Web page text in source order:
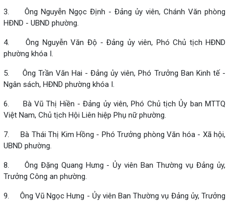
3. Ông Nguyễn Ngọc Định - Đảng ủy viên, Chánh Văn phòng
HĐND - UBND phường.
4. Ông Nguyễn Văn Độ - Đảng ủy viên, Phó Chủ tịch HĐND
phường khóa I.
5. Ông Trần Văn Hai - Đảng ủy viên, Phó Trưởng Ban Kinh tế -
Ngân sách, HĐND phường khóa I.
6. Bà Vũ Thị Hiền - Đảng ủy viên, Phó Chủ tịch Ủy ban MTTQ
Việt Nam, Chủ tịch Hội Liên hiệp Phụ nữ phường.
7. Bà Thái Thị Kim Hồng - Phó Trưởng phòng Văn hóa - Xã hội,
UBND phường.
8. Ông Đặng Quang Hưng - Ủy viên Ban Thường vụ Đảng ủy,
Trưởng Công an phường.
9. Ông Vũ Ngọc Hưng - Ủy viên Ban Thường vụ Đảng ủy, Trưởng